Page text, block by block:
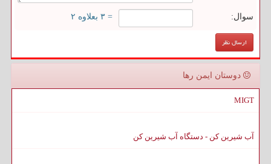
سوال: = ۳ بعلاوه ۲
دوستان ایمن رها
MIGT
آب شیرین کن - دستگاه آب شیرین کن